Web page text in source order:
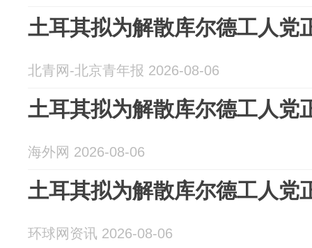
土耳其拟为解散库尔德工人党
北青网-北京青年报 2026-08-06
土耳其拟为解散库尔德工人党
海外网 2026-08-06
土耳其拟为解散库尔德工人党
环球网资讯 2026-08-06